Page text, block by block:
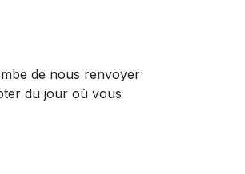
de nous renvoyer
du jour où vous